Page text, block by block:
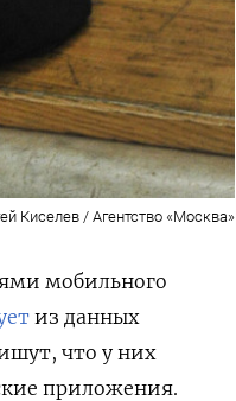
Киселев / Агентство «Москва»
мобильного
из данных
что у них
приложения.